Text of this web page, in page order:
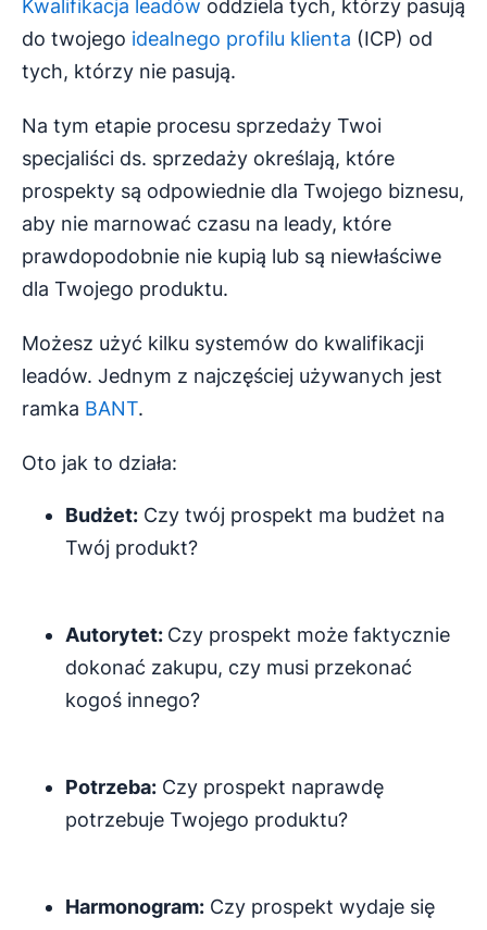
Kwalifikacja leadów oddziela tych, którzy pasują
do twojego idealnego profilu klienta (ICP) od
tych, którzy nie pasują.
Na tym etapie procesu sprzedaży Twoi
specjaliści ds. sprzedaży określają, które
prospekty są odpowiednie dla Twojego biznesu,
aby nie marnować czasu na leady, które
prawdopodobnie nie kupią lub są niewłaściwe
dla Twojego produktu.
Możesz użyć kilku systemów do kwalifikacji
leadów. Jednym z najczęściej używanych jest
ramka BANT.
Oto jak to działa:
Budżet: Czy twój prospekt ma budżet na
Twój produkt?
Autorytet: Czy prospekt może faktycznie
dokonać zakupu, czy musi przekonać
kogoś innego?
Potrzeba: Czy prospekt naprawdę
potrzebuje Twojego produktu?
Harmonogram: Czy prospekt wydaje się